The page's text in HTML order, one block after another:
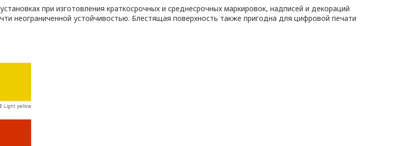
при изготовления краткосрочных и среднесрочных маркировок, надписей и декораций
неограниченной устойчивостью. Блестящая поверхность также пригодна для цифровой печати